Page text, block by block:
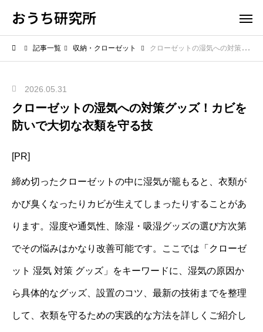
おうち研究所
記事一覧 収納・クローゼット クローゼットの湿気への対策グッズ！カビを防いで大切な衣類を守る技
2026.05.31
クローゼットの湿気への対策グッズ！カビを
防いで大切な衣類を守る技
[PR]
締め切ったクローゼットの中に湿気が籠もると、衣類が
かび臭くなったりカビが生えてしまったりすることがあ
ります。湿度や通気性、除湿・吸湿グッズの選び方次第
でその悩みはかなり改善可能です。ここでは「クローゼ
ット 湿気 対策 グッズ」をキーワードに、湿気の原因か
ら具体的なグッズ、設置のコツ、最新の技術までを整理
して、衣類を守るための実践的な方法を詳しくご紹介し